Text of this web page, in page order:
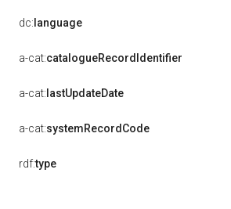
dc: language
a-cat:catalogueRecordIdentifier
a-cat: lastUpdateDate
a-cat:systemRecordCode
rdf:type